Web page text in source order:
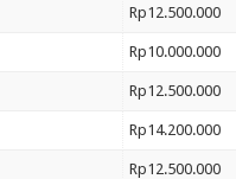
Rp12.500.000
Rp10.000.000
Rp12.500.000
Rp14.200.000
Rp12.500.000